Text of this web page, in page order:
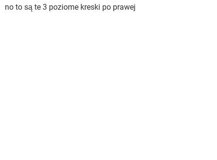
no to są te 3 poziome kreski po prawej